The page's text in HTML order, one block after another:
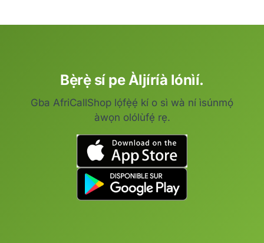
Bẹ̀rẹ̀ sí pe Àljíríà lónìí.
Gba AfriCallShop lọ́fẹ̀ẹ́ kí o sì wà ní ìsúnmọ́
àwọn olólùfẹ́ rẹ.